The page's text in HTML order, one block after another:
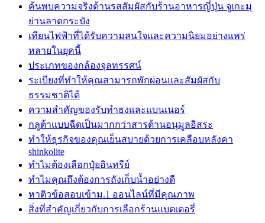
ค้นพบความจริงด้านรสสัมผัสกับร้านอาหารญี่ปุ่น จูเกะมุ
ย่านลาดกระบัง
เทียนไฟฟ้าที่ได้รับความสนใจและความนิยมอย่างแพร่
หลายในยุคนี้
ประเภทของกล้องจุลทรรศน์
ระเบียงที่ทำให้คุณสามารถพักผ่อนและสัมผัสกับ
ธรรมชาติได้
ความสำคัญของรับทำธงและแบนเนอร์
กลูต้าแบบฉีดเป็นมากกว่าสารต้านอนุมูลอิสระ
ทำให้ธุรกิจของคุณเย็นสบายด้วยการเคลือบหลังคา
shinkolite
ทำไมต้องเลือกปุ๋ยอินทรีย์
ทำไมคุณถึงต้องการถังเก็บน้ำอย่างดี
หาติวข้อสอบเข้าม.1 ออนไลน์ที่มีคุณภาพ
สิ่งที่สำคัญเกี่ยวกับการเลือกร้านแบตเตอรี่